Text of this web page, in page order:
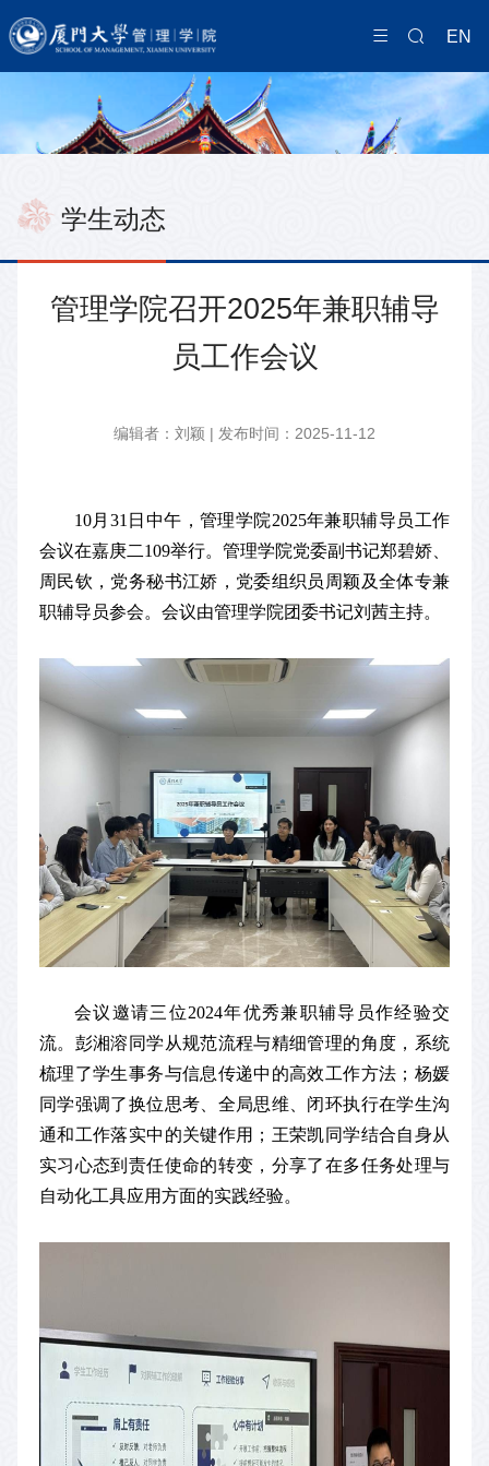
EN
学生动态
管理学院召开2025年兼职辅导
员工作会议
编辑者：刘颖 | 发布时间：2025-11-12
10月31日中午，管理学院2025年兼职辅导员工作
会议在嘉庚二109举行。管理学院党委副书记郑碧娇、
周民钦，党务秘书江娇，党委组织员周颖及全体专兼
职辅导员参会。会议由管理学院团委书记刘茜主持。
会议邀请三位2024年优秀兼职辅导员作经验交
流。彭湘溶同学从规范流程与精细管理的角度，系统
梳理了学生事务与信息传递中的高效工作方法；杨媛
同学强调了换位思考、全局思维、闭环执行在学生沟
通和工作落实中的关键作用；王荣凯同学结合自身从
实习心态到责任使命的转变，分享了在多任务处理与
自动化工具应用方面的实践经验。